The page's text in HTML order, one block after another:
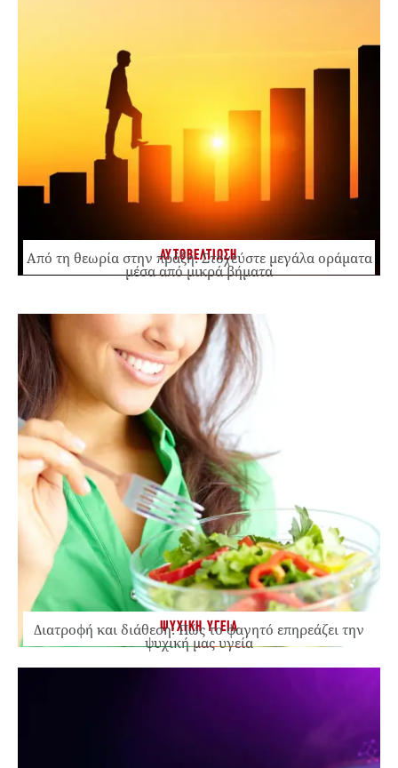
ΑΥΤΟΒΕΛΤΙΩΣΗ
Από τη θεωρία στην πράξη: Στοχεύστε μεγάλα οράματα
μέσα από μικρά βήματα
ΨΥΧΙΚΗ ΥΓΕΙΑ
Διατροφή και διάθεση: Πώς το φαγητό επηρεάζει την
ψυχική μας υγεία